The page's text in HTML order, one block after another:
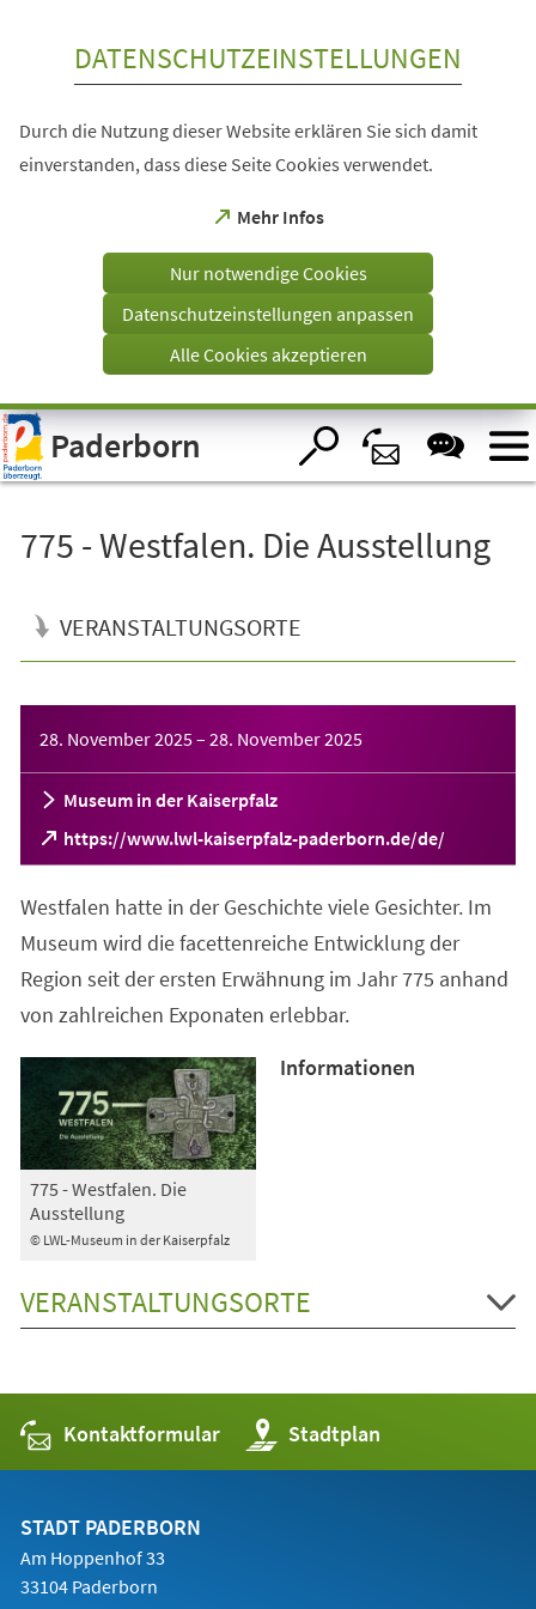
Visuelle
Assistenzsoftware
öffnen.
DATENSCHUTZEINSTELLUNGEN
Durch die Nutzung dieser Website erklären Sie sich damit
einverstanden, dass diese Seite Cookies verwendet.
Mehr Infos
(Öffnet
einem
Tab)
Nur notwendige Cookies
Datenschutzeinstellungen anpassen
Alle Cookies akzeptieren
Paderborn
775 - Westfalen. Die Ausstellung
VERANSTALTUNGSORTE
28. November 2025– 28. November 2025
Museum in der Kaiserpfalz
https://www.lwl-kaiserpfalz-paderborn.de/de/
(Öffnet
in
neuen
Westfalen hatte in der Geschichte viele Gesichter. Im
Museum wird die facettenreiche Entwicklung der
Region seit der ersten Erwähnung im Jahr 775 anhand
von zahlreichen Exponaten erlebbar.
© LWL-Museum in der Kaiserpfalz
775 - Westfalen. Die
Ausstellung
Informationen
VERANSTALTUNGSORTE
Kontaktformular Stadtplan
(Öffnet
in
einem
STADT PADERBORN
Am Hoppenhof 33
33104 Paderborn